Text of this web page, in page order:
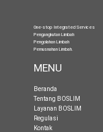
One-stop Integrated Services
Pengangkutan Limbah
Pengolahan Limbah
Pemusnahan Limbah.
MENU
Beranda
Tentang BOSLIM
Layanan BOSLIM
Regulasi
Kontak